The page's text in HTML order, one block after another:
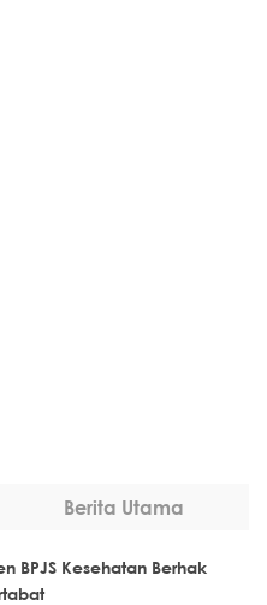
Berita Utama
BPJS Kesehatan Berhak